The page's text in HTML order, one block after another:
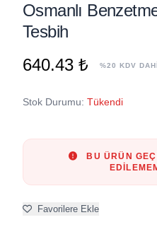
Osmanlı
Tesbih
640.43 ₺
%20 KDV
Stok Durumu: Tükendi
BU ÜRÜN
Favorilere Ekle